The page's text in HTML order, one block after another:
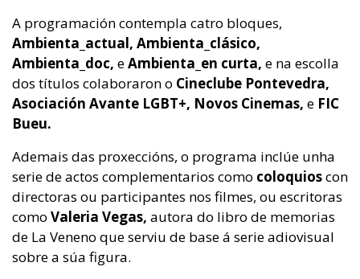
A programación contempla catro bloques,
Ambienta_actual, Ambienta_clásico,
Ambienta_doc, eAmbienta_en curta, e na escolla
dos títulos colaboraron o Cineclube Pontevedra,
Asociación Avante LGBT+, Novos Cinemas, e FIC
Bueu.
Ademais das proxeccións, o programa inclúe unha
serie de actos complementarios como coloquioscon
directoras ou participantes nos filmes, ou escritoras
como Valeria Vegas, autora do libro de memorias
de La Veneno que serviu de base á serie adiovisual
sobre a súa figura.